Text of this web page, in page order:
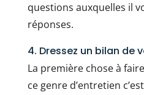
questions auxquelles il
réponses.
4. Dressez un bilan de
La première chose à
ce genre d’entretien